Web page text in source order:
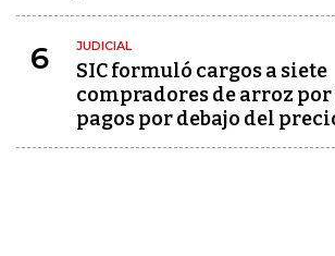
6 JUDICIAL
SIC formuló cargos a siete
compradores de arroz
pagos por debajo del